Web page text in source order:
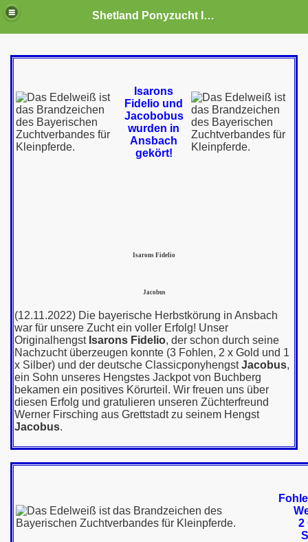
Shetland Ponyzucht Isaron
Isarons
Fidelio und
Jacobobus
wurden in
Ansbach
gekört!
Isarons Fidelio
Jacobus
(12.11.2022) Die bayerische Herbstkörung in Ansbach
war für unsere Zucht ein voller Erfolg! Unser
OriginalhengstIsarons Fidelio, der schon durch seine
Nachzucht überzeugen konnte (3 Fohlen, 2 x Gold und 1
x Silber) und der deutsche ClassicponyhengstJacobus,
ein Sohn unseres Hengstes Jackpot von Buchberg
bekamen ein positives Körurteil. Wir freuen uns über
diesen Erfolg und gratulieren unseren Züchterfreund
Werner Firsching aus Grettstadt zu seinem Hengst
Jacobus.
2
- 2. Teil